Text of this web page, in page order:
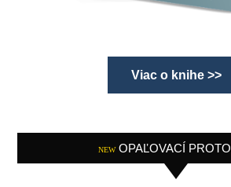
Viac o knihe >>
NEW OPAĽOVACÍ